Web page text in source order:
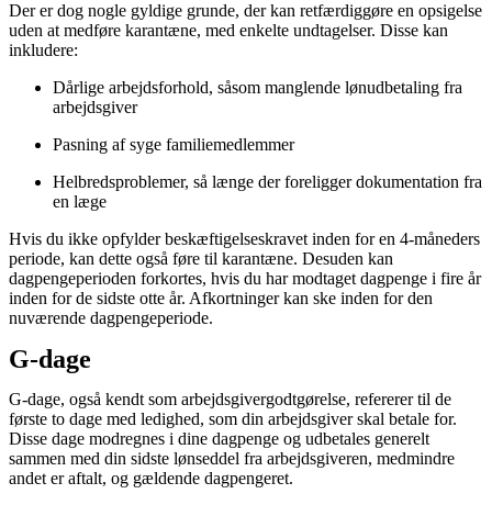
Der er dog nogle gyldige grunde, der kan retfærdiggøre en opsigelse
uden at medføre karantæne, med enkelte undtagelser. Disse kan
inkludere:
Dårlige arbejdsforhold, såsom manglende lønudbetaling fra
arbejdsgiver
Pasning af syge familiemedlemmer
Helbredsproblemer, så længe der foreligger dokumentation fra
en læge
Hvis du ikke opfylder beskæftigelseskravet inden for en 4-måneders
periode, kan dette også føre til karantæne. Desuden kan
dagpengeperioden forkortes, hvis du har modtaget dagpenge i fire år
inden for de sidste otte år. Afkortninger kan ske inden for den
nuværende dagpengeperiode.
G-dage
G-dage, også kendt som arbejdsgivergodtgørelse, refererer til de
første to dage med ledighed, som din arbejdsgiver skal betale for.
Disse dage modregnes i dine dagpenge og udbetales generelt
sammen med din sidste lønseddel fra arbejdsgiveren, medmindre
andet er aftalt, og gældende dagpengeret.